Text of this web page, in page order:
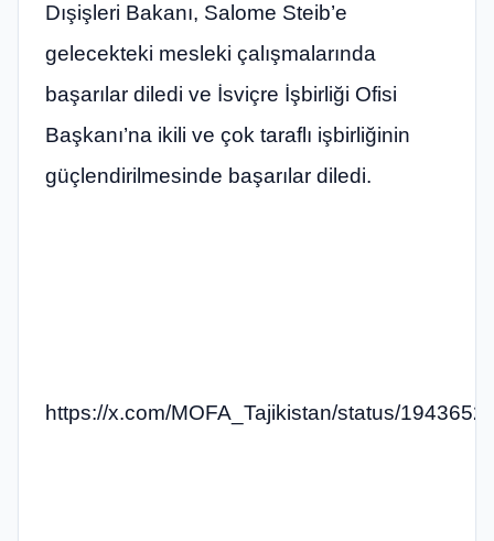
Dışişleri Bakanı, Salome Steib’e
gelecekteki mesleki çalışmalarında
başarılar diledi ve İsviçre İşbirliği Ofisi
Başkanı’na ikili ve çok taraflı işbirliğinin
güçlendirilmesinde başarılar diledi.
https://x.com/MOFA_Tajikistan/status/